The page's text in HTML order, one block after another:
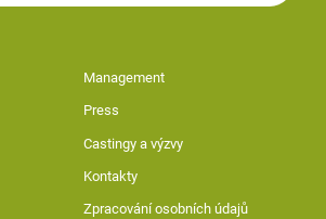
Management
Press
Castingy a výzvy
Kontakty
Zpracování osobních údajů